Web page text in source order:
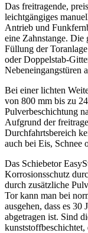
Das freitragende,
leichtgängiges
Antrieb und
eine Zahnstange. Die
Füllung der
oder Doppelstab-
Nebeneingangstüren
Bei einer lichten
von 800 mm bis zu
Pulverbeschichtung
Aufgrund der
Durchfahrtsbereich
auch bei Eis, Schnee
Das Schiebetor
Korrosionsschutz
durch zusätzliche
Tor kann man bei
ausgehen, dass es
abgetragen ist. Sind